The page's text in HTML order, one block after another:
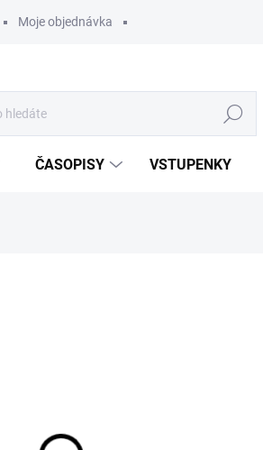
Moje objednávka
Hledat
ČASOPISY VSTUPENKY